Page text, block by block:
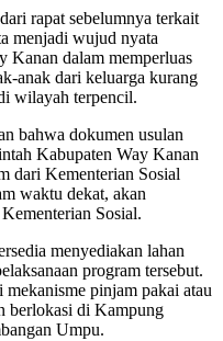
rapat sebelumnya terkait
menjadi wujud nyata
Kanan dalam memperluas
anak dari keluarga kurang
wilayah terpencil.
bahwa dokumen usulan
Kabupaten Way Kanan
dari Kementerian Sosial
waktu dekat, akan
Sosial.
menyediakan lahan
program tersebut.
pinjam pakai atau
berlokasi di Kampung
Umpu.